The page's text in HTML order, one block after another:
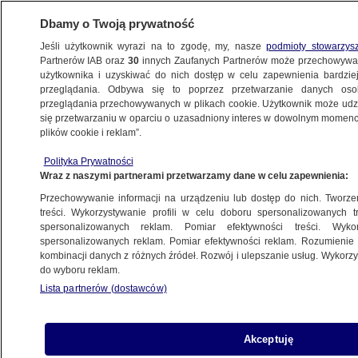
KONKRET24
POLITYKA
gigantyczny wzrost przestępczości. Dane
nie potwierdzają
7.12.2022, 15:26
Udostępnij
Dbamy o Twoją prywatność
Jeśli użytkownik wyrazi na to zgodę, my, naszepodmioty
Partnerów IAB oraz30 innych Zaufanych Partnerów może
użytkownika i uzyskiwać do nich dostęp w celu zapewnienia
przeglądania. Odbywa się to poprzez przetwarzanie danych
przeglądania przechowywanych w plikach cookie. Użytkownik może
się przetwarzaniu w oparciu o uzasadniony interes w dowolnym
plików cookie i reklam”.
Polityka Prywatności
Wraz z naszymi partnerami przetwarzamy dane w celu zapewnienia:
Przechowywanie informacji na urządzeniu lub dostęp do nich.
treści. Wykorzystywanie profili w celu doboru spersonalizowanych
spersonalizowanych reklam. Pomiar efektywności treści.
spersonalizowanych reklam. Pomiar efektywności reklam.
kombinacji danych z różnych źródeł. Rozwój i ulepszanie usług.
do wyboru reklam.
Lista partnerów (dostawców)
Akceptuję